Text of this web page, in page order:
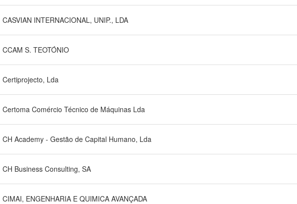
CASVIAN INTERNACIONAL, UNIP., LDA
CCAM S. TEOTÓNIO
Certiprojecto, Lda
Certoma Comércio Técnico de Máquinas Lda
CH Academy - Gestão de Capital Humano, Lda
CH Business Consulting, SA
CIMAI, ENGENHARIA E QUIMICA AVANÇADA